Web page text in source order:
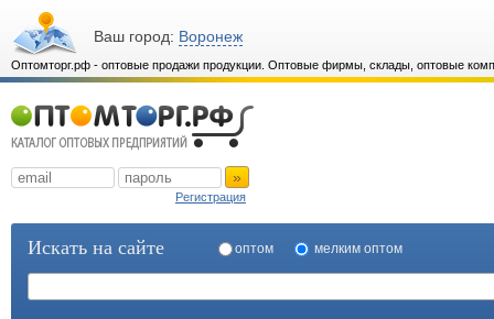
Ваш город: Воронеж
Оптомторг.рф - оптовые продажи продукции. Оптовые фирмы, склады, оптовые
»
Регистрация
Искать на сайте оптом мелким оптом